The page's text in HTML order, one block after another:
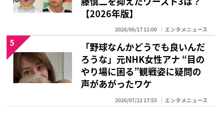
【2026年版】
2026/06/17 11:00 エンタメニュース
「野球なんかどうでも良いんだ
ろうな」元NHK女性アナ “目の
やり場に困る”観戦姿に疑問の
声があがったワケ
2026/07/22 17:55 エンタメニュース
5